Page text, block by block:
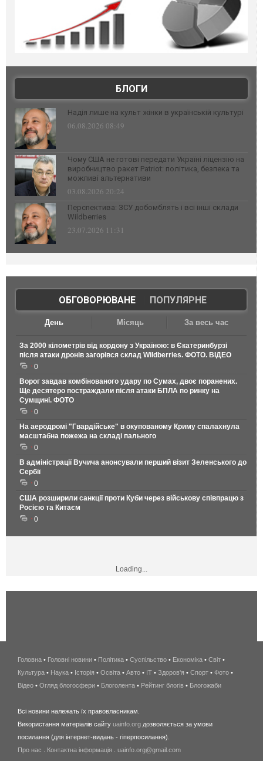
БЛОГИ
Надія лише на культ жінки в українській культурі
06.08.2026 08:49
Чому США не готові передати Україні ліцензію на
виробництво ракет Patriot: політика, безпека та
можливі альтернативи
03.08.2026 20:24
Перспектива: ЗСУ добомблять і всі інші склади
Wildberries
23.07.2026 11:31
ОБГОВОРЮВАНЕ| ПОПУЛЯРНЕ
День Місяць За весь час
За 2000 кілометрів від кордону з Україною: в Єкатеринбурзі
після атаки дронів загорівся склад Wildberries. ФОТО. ВІДЕО
0
Ворог завдав комбінованого удару по Сумах, двоє поранених.
Ще десятеро постраждали після атаки БПЛА по ринку на
Сумщині. ФОТО
0
На аеродромі "Гвардійське" в окупованому Криму спалахнула
масштабна пожежа на складі пального
0
В адміністрації Вучича анонсували перший візит Зеленського до
Сербії
0
США розширили санкції проти Куби через військову співпрацю з
Росією та Китаєм
0
Loading...
беспроводной
интернет
киев
wimax
в
Головна • Головні новини • Політика • Суспільство • Економіка • Світ •
Культура • Наука • Історія • Освіта • Авто • IT • Здоров'я • Спорт • Фото •
Відео • Огляд блогосфери • Блоголента • Рейтинг блогів • Блогожаби
Всі новини належать їх правовласникам.
Використання матеріалів сайту uainfo.org дозволяється за умови
посилання (для інтернет-видань - гіперпосилання).
Про нас
Контактна інформація uainfo.org@gmail.com